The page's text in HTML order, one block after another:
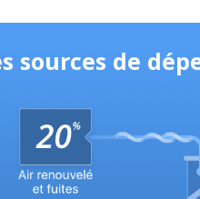
sources de